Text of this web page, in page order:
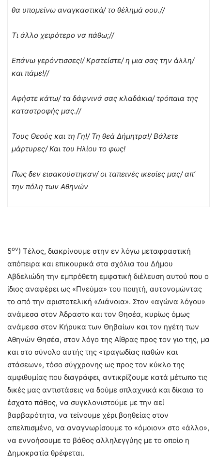
θα υπομείνω αναγκαστικά/ το θέλημά σου.//
Τι άλλο χειρότερο να πάθω;//
Επάνω γερόντισσες!/ Κρατείστε/ η μια σας την άλλη/
και πάμε!//
Αφήστε κάτω/ τα δάφνινά σας κλαδάκια/ τρόπαια της
καταστροφής μας.//
Τους Θεούς και τη Γη!/ Τη θεά Δήμητρα!/ Βάλετε
μάρτυρες/ Και του Ηλίου το φως!
Πως δεν εισακούστηκαν/ οι ταπεινές ικεσίες μας/ απ’
την πόλη των Αθηνών
5ον) Τέλος, διακρίνουμε στην εν λόγω μεταφραστική
απόπειρα και επικουρικά στα σχόλια του Δήμου
Αβδελιώδη την εμπρόθετη εμφατική διέλευση αυτού που ο
ίδιος αναφέρει ως «Πνεύμα» του ποιητή, αυτονομώντας
το από την αριστοτελική «Διάνοια». Στον «αγώνα λόγου»
ανάμεσα στον Άδραστο και τον Θησέα, κυρίως όμως
ανάμεσα στον Κήρυκα των Θηβαίων και τον ηγέτη των
Αθηνών Θησέα, στον λόγο της Αίθρας προς τον γιο της, μα
και στο σύνολο αυτής της «τραγωδίας παθών και
στάσεων», τόσο σύγχρονης ως προς τον κύκλο της
αμφιθυμίας που διαγράφει, αντικρίζουμε κατά μέτωπο τις
δικές μας αντιστάσεις να δούμε σπλαχνικά και δίκαια το
έσχατο πάθος, να συγκλονιστούμε με την αεί
βαρβαρότητα, να τείνουμε χέρι βοηθείας στον
απελπισμένο, να αναγνωρίσουμε το «όμοιον» στο «άλλο»,
να εννοήσουμε το βάθος αλληλεγγύης με το οποίο η
Δημοκρατία θρέφεται.